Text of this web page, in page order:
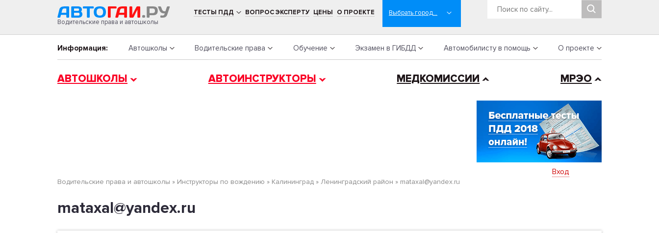
Водительские права и автошколы
ТЕСТЫ ПДД ВОПРОС ЭКСПЕРТУ ЦЕНЫ О ПРОЕКТЕ
Информация: Автошколы Водительские права Обучение Экзамен в ГИБДД Автомобилисту в помощь О проекте
АВТОШКОЛЫ АВТОИНСТРУКТОРЫ МЕДКОМИССИИ МРЭО
Водительские права и автошколы » Инструкторы по вождению » Калининград » Ленинградский район » mataxal@yandex.ru
Вход
mataxal@yandex.ru